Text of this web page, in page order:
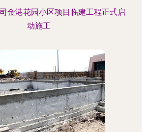
金港花园小区项目临建工程正式启
动施工